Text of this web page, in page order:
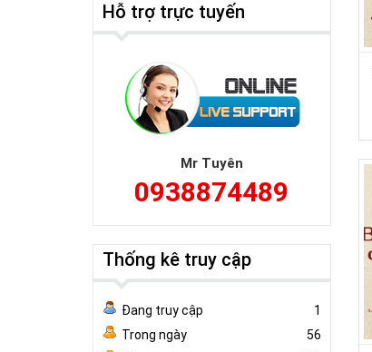
Hỗ trợ trực tuyến
Mr Tuyên
0938874489
Thống kê truy cập
Đang truy cập
1
Trong ngày
56